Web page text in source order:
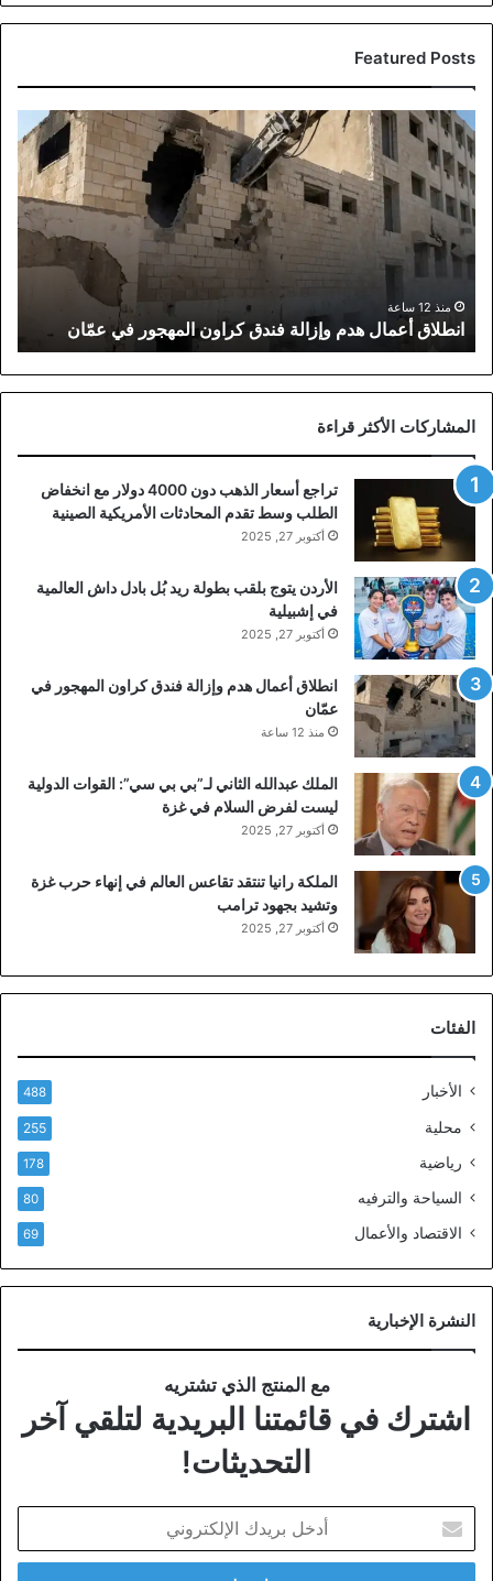
Featured Posts
انطلاق
أعمال
هدم
وإزالة
فندق
كراون
المهجور
عمّانمنذ 12 ساعة
انطلاق أعمال هدم وإزالة فندق كراون المهجور في عمّان
المشاركات الأكثر قراءة
تراجع أسعار الذهب دون 4000 دولار مع انخفاض
الطلب وسط تقدم المحادثات الأمريكية الصينية
أكتوبر 27, 2025
الأردن يتوج بلقب بطولة ريد بُل بادل داش العالمية
في إشبيلية
أكتوبر 27, 2025
انطلاق أعمال هدم وإزالة فندق كراون المهجور في
عمّان
منذ 12 ساعة
الملك عبدالله الثاني لـ”بي بي سي”: القوات الدولية
ليست لفرض السلام في غزة
أكتوبر 27, 2025
الملكة رانيا تنتقد تقاعس العالم في إنهاء حرب غزة
وتشيد بجهود ترامب
أكتوبر 27, 2025
الفئات
الأخبار 488
محلية 255
رياضية 178
السياحة والترفيه 80
الاقتصاد والأعمال 69
النشرة الإخبارية
مع المنتج الذي تشتريه
اشترك في قائمتنا البريدية لتلقي آخر
التحديثات!
بريدك
الإلكتروني